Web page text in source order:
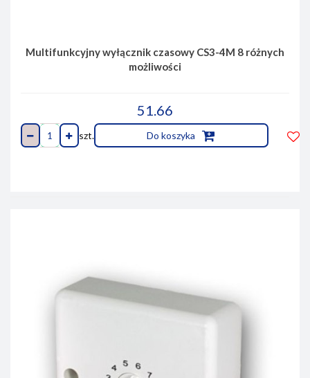
Multifunkcyjny wyłącznik czasowy CS3-4M 8 różnych
możliwości
51.66
szt. Do koszyka